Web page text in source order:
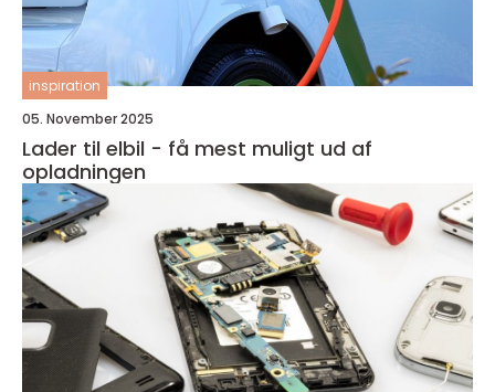
inspiration
05. November 2025
Lader til elbil - få mest muligt ud af
opladningen